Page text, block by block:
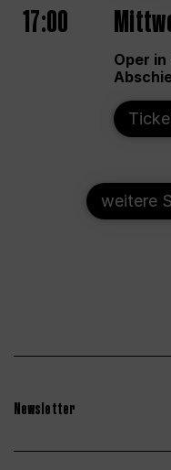
17:00
Oper
weitere
Newsletter